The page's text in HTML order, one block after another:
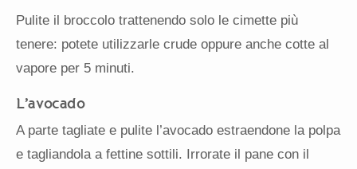
Pulite il broccolo trattenendo solo le cimette più
tenere: potete utilizzarle crude oppure anche cotte al
vapore per 5 minuti.
L’avocado
A parte tagliate e pulite l’avocado estraendone la polpa
e tagliandola a fettine sottili. Irrorate il pane con il